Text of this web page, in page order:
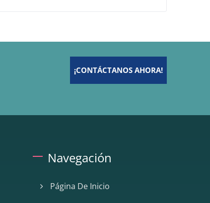
¡CONTÁCTANOS AHORA!
Navegación
Página De Inicio